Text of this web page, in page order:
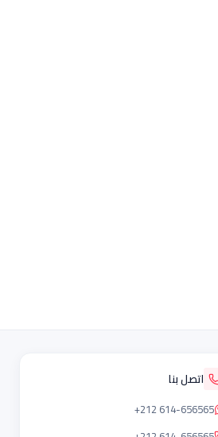
اتصل بنا
+212 614-656565